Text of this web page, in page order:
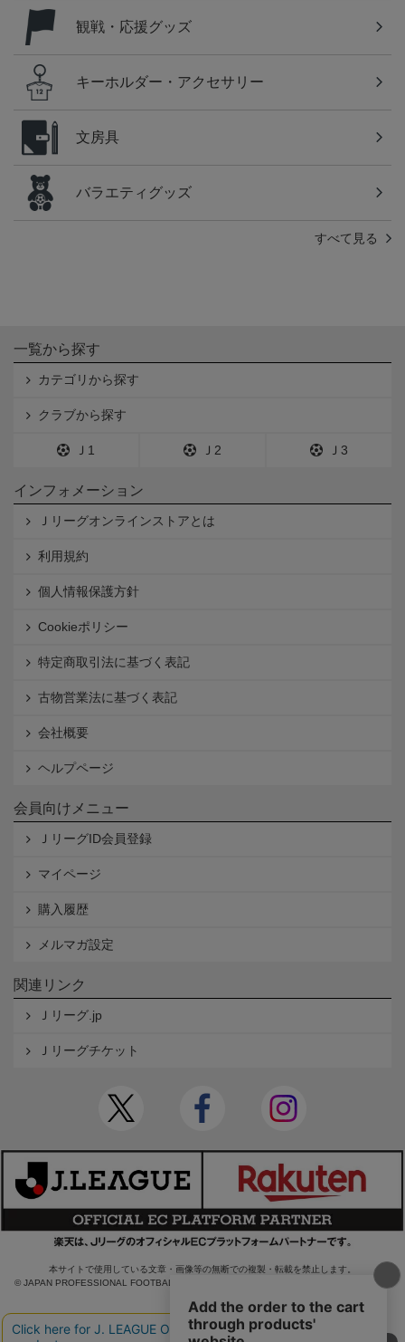
観戦・応援グッズ
キーホルダー・アクセサリー
文房具
バラエティグッズ
すべて見る
一覧から探す
カテゴリから探す
クラブから探す
Ｊ1 Ｊ2 Ｊ3
インフォメーション
Ｊリーグオンラインストアとは
利用規約
個人情報保護方針
Cookieポリシー
特定商取引法に基づく表記
古物営業法に基づく表記
会社概要
ヘルプページ
会員向けメニュー
ＪリーグID会員登録
マイページ
購入履歴
メルマガ設定
関連リンク
Ｊリーグ.jp
Ｊリーグチケット
本サイトで使用している文章・画像等の無断での複製・転載を禁止します。
© JAPAN PROFESSIONAL FOOTBALL LEAGUE Rakuten Group, Inc. ALL RIGHTS RE
powered by